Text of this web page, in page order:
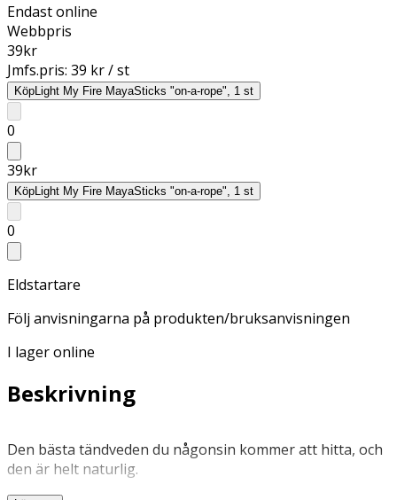
Endast online
Webbpris
39kr
Jmfs.pris: 39 kr / st
KöpLight My Fire MayaSticks "on-a-rope", 1 st
0
39kr
KöpLight My Fire MayaSticks "on-a-rope", 1 st
0
Eldstartare
Följ anvisningarna på produkten/bruksanvisningen
I lager online
Beskrivning
Den bästa tändveden du någonsin kommer att hitta, och
den är helt naturlig.